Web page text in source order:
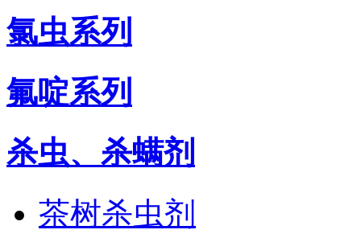
氯虫系列
氟啶系列
杀虫、杀螨剂
茶树杀虫剂